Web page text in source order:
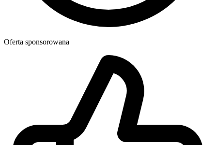
Oferta sponsorowana